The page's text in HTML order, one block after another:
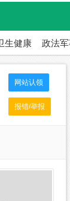
生健康 政法
网站认领
报错/举报